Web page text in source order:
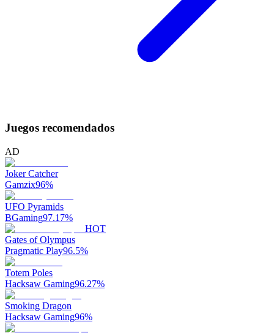
Juegos recomendados
AD
Joker Catcher
Gamzix96%
UFO Pyramids
BGaming97.17%
HOT
Gates of Olympus
Pragmatic Play96.5%
Totem Poles
Hacksaw Gaming96.27%
Smoking Dragon
Hacksaw Gaming96%